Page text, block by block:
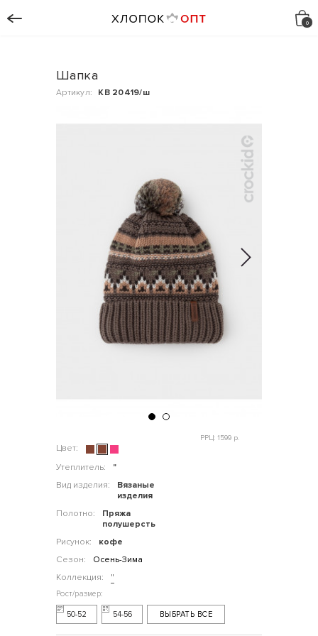
Шапка
Артикул: КВ 20419/ш
Цвет:
Утеплитель:
"
Вид изделия:
Вязаные
изделия
Полотно:
Пряжа
полушерсть
Рисунок:
кофе
Сезон:
Осень-Зима
Коллекция:
"
РРЦ: 1599 р.
50-52 54-56 ВЫБРАТЬ ВСЕ